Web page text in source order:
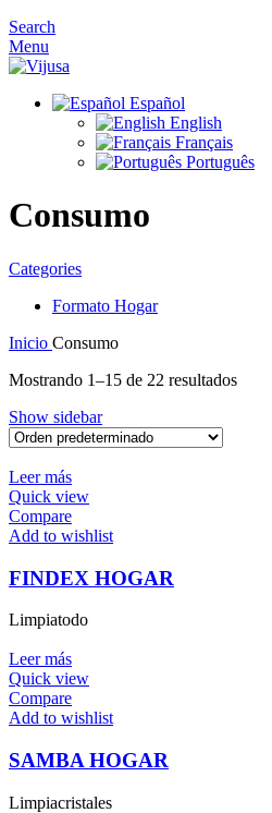
Search
Menu
Español
English
Français
Português
Consumo
Categories
Formato Hogar
Inicio Consumo
Mostrando 1–15 de 22 resultados
Show sidebar
Leer más
Quick view
Compare
Add to wishlist
FINDEX HOGAR
Limpiatodo
Leer más
Quick view
Compare
Add to wishlist
SAMBA HOGAR
Limpiacristales